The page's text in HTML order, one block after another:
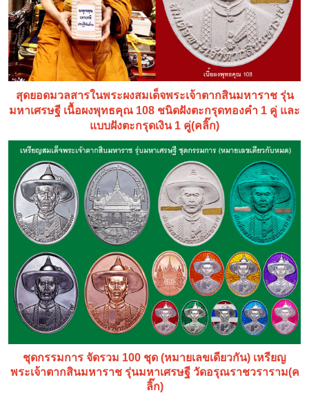
สุดยอดมวลสารในพระผงสมเด็จพระเจ้าตากสินมหาราช รุ่น
มหาเศรษฐี เนื้อผงพุทธคุณ 108 ชนิดฝังตะกรุดทองคำ 1 คู่ และ
แบบฝังตะกรุดเงิน 1 คู่(คลิ๊ก)
ชุดกรรมการ จัดรวม 100 ชุด (หมายเลขเดียวกัน) เหรียญ
พระเจ้าตากสินมหาราช รุ่นมหาเศรษฐี วัดอรุณราชวราราม(ค
ลิ๊ก)